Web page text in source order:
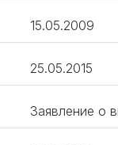
15.05.2009
25.05.2015
Заявление о